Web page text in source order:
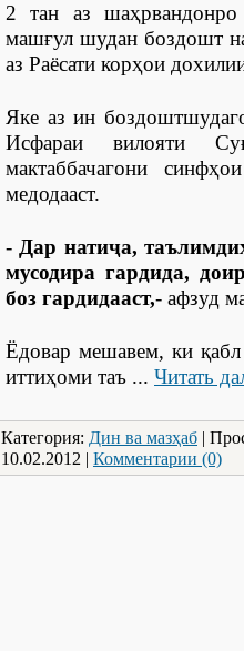
2 тан аз
машғул шудан боздошт
аз Раёсати корҳои
Яке аз ин
Исфараи вилояти
мактаббачагони
медодааст.
- Дар натиҷа,
мусодира гардида,
боз гардидааст,- афзуд
Ёдовар мешавем, ки
иттиҳоми таъ ... Читать
Категория: Дин ва мазҳаб |
10.02.2012 | Комментарии (0)